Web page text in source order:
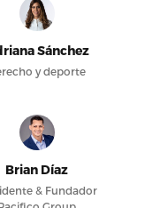
Sánchez
y deporte
Brian Díaz
& Fundador